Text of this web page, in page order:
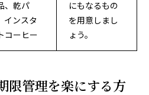
、乾パ
インスタ
コーヒー
にもなるもの
を用意しまし
ょう。
限管理を楽にする方